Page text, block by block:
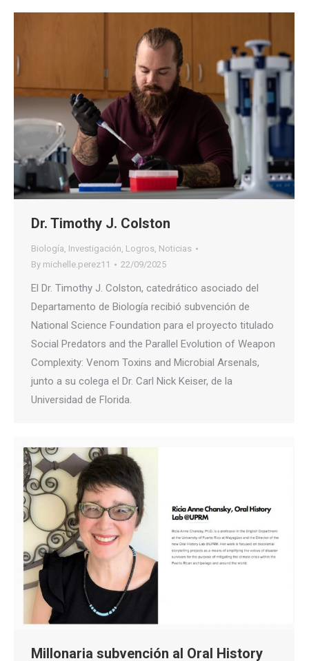
Dr. Timothy J. Colston
Biología, Investigación, Logros, Noticias
By michelle.perez11 22/09/2025
El Dr. Timothy J. Colston, catedrático asociado del
Departamento de Biología recibió subvención de
National Science Foundation para el proyecto titulado
Social Predators and the Parallel Evolution of Weapon
Complexity: Venom Toxins and Microbial Arsenals,
junto a su colega el Dr. Carl Nick Keiser, de la
Universidad de Florida.
Millonaria subvención al Oral History